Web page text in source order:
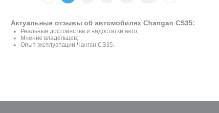
Актуальные отзывы об автомобилях Changan CS35:
Реальные достоинства и недостатки авто;
Мнение владельцев;
Опыт эксплуатации Чанган CS35.